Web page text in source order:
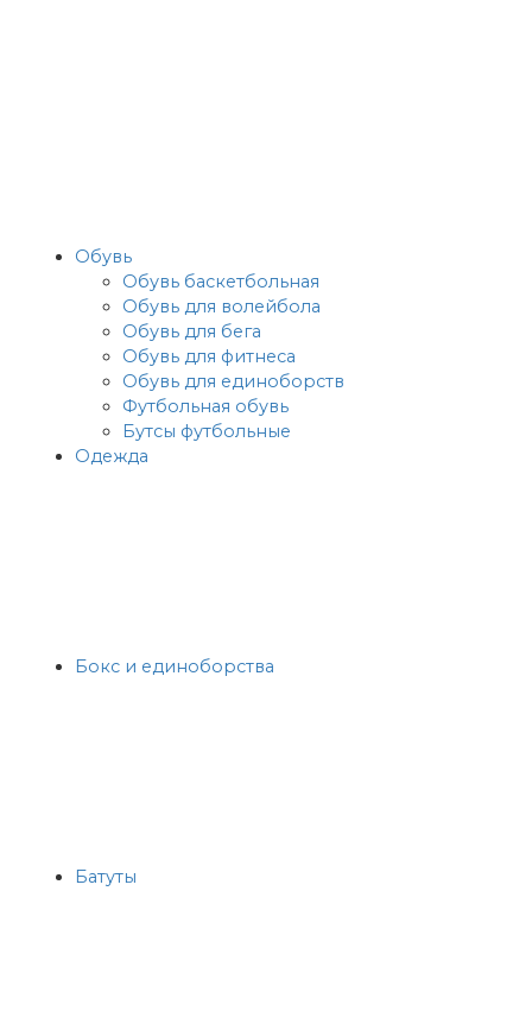
Обувь
Обувь баскетбольная
Обувь для волейбола
Обувь для бега
Обувь для фитнеса
Обувь для единоборств
Футбольная обувь
Бутсы футбольные
Одежда
Бокс и единоборства
Батуты